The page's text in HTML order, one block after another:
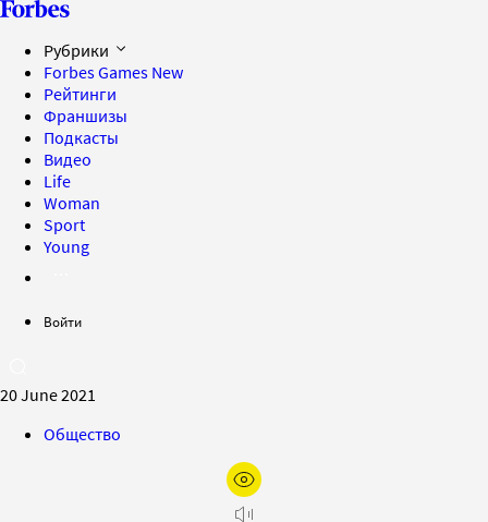
Рубрики
Forbes Games New
Рейтинги
Франшизы
Подкасты
Видео
Life
Woman
Sport
Young
Войти
20 June 2021
Общество